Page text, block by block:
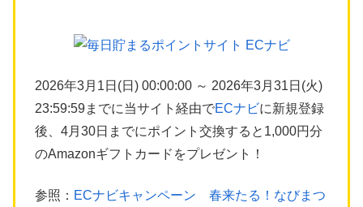
2026年3月1日(日) 00:00:00 ～ 2026年3月31日(火)
23:59:59までに当サイト経由でECナビに新規登録
後、4月30日までにポイント交換すると1,000円分
のAmazonギフトカードをプレゼント！
参照： ECナビキャンペーン 春来たる！なびまつ